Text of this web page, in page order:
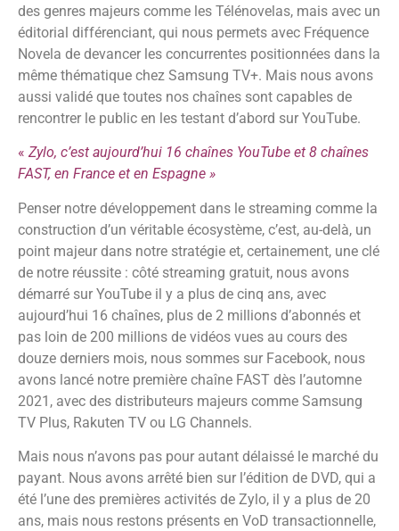
des genres majeurs comme les Télénovelas, mais avec un
éditorial différenciant, qui nous permets avec Fréquence
Novela de devancer les concurrentes positionnées dans la
même thématique chez Samsung TV+. Mais nous avons
aussi validé que toutes nos chaînes sont capables de
rencontrer le public en les testant d’abord sur YouTube.
« Zylo, c’est aujourd’hui 16 chaînes YouTube et 8 chaînes
FAST, en France et en Espagne »
Penser notre développement dans le streaming comme la
construction d’un véritable écosystème, c’est, au-delà, un
point majeur dans notre stratégie et, certainement, une clé
de notre réussite : côté streaming gratuit, nous avons
démarré sur YouTube il y a plus de cinq ans, avec
aujourd’hui 16 chaînes, plus de 2 millions d’abonnés et
pas loin de 200 millions de vidéos vues au cours des
douze derniers mois, nous sommes sur Facebook, nous
avons lancé notre première chaîne FAST dès l’automne
2021, avec des distributeurs majeurs comme Samsung
TV Plus, Rakuten TV ou LG Channels.
Mais nous n’avons pas pour autant délaissé le marché du
payant. Nous avons arrêté bien sur l’édition de DVD, qui a
été l’une des premières activités de Zylo, il y a plus de 20
ans, mais nous restons présents en VoD transactionnelle,